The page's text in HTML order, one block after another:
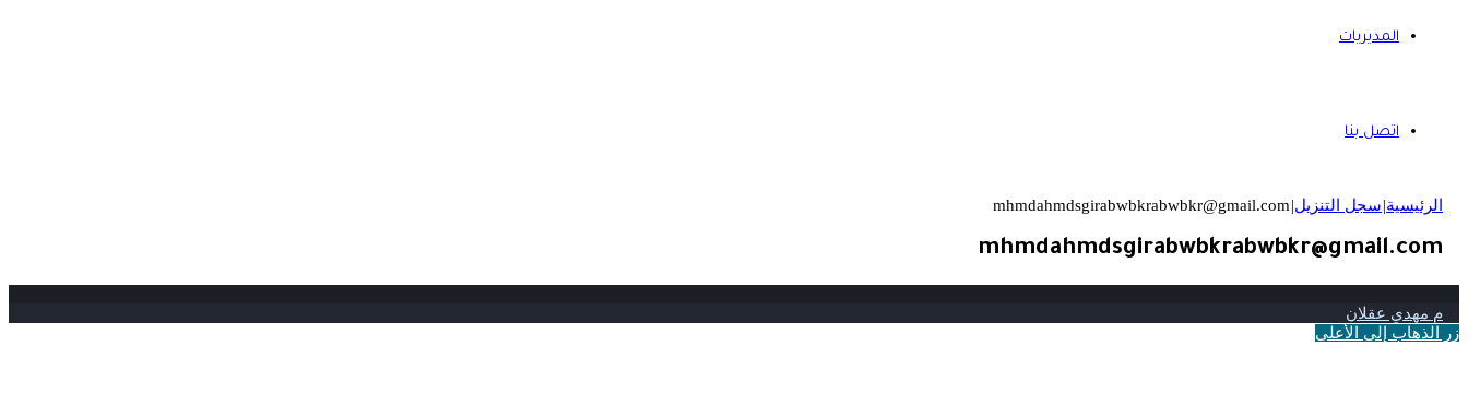
المديريات
اتصل بنا
الرئيسية|سجل التنزيل|
mhmdahmdsgirabwbkrabwbkr@gmail.com
mhmdahmdsgirabwbkrabwbkr@gmail.com
م مهدي عقلان
زر الذهاب إلى الأعلى